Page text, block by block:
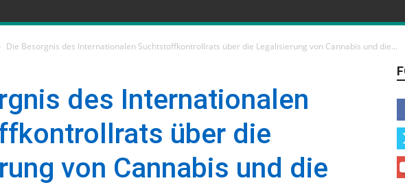
Die Besorgnis des Internationalen Suchtstoffkontrollrats über die Legalisierung von Cannabis und die...
des Internationalen
über die
von Cannabis und die